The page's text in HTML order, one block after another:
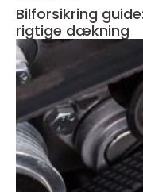
Bilforsikring
rigtige dækning